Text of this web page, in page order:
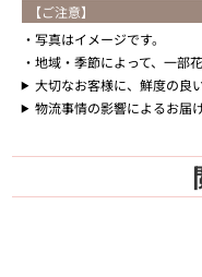
【ご注意】
写真はイメージです。
地域・季節によって、一部
大切なお客様に、鮮度の良
物流事情の影響によるお届